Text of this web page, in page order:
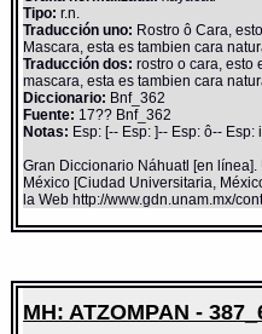
Tipo: r.n.
Traducción uno: Rostro ô Cara,
Mascara, esta es tambien cara
Traducción dos: rostro o cara, esto
mascara, esta es tambien cara
Diccionario: Bnf_362
Fuente: 17?? Bnf_362
Notas: Esp: [-- Esp: ]-- Esp: ô-- Esp:
Gran Diccionario Náhuatl [en
México [Ciudad Universitaria,
la Web http://www.gdn.unam.mx/
MH: ATZOMPAN -